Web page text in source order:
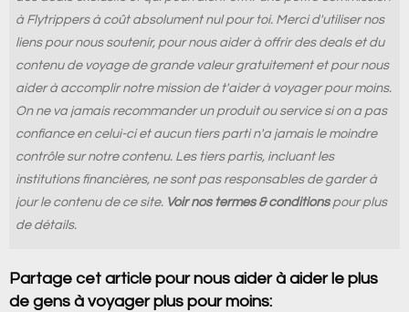
à Flytrippers à coût absolument nul pour toi. Merci d'utiliser nos
liens pour nous soutenir, pour nous aider à offrir des deals et du
contenu de voyage de grande valeur gratuitement et pour nous
aider à accomplir notre mission de t'aider à voyager pour moins.
On ne va jamais recommander un produit ou service si on a pas
confiance en celui-ci et aucun tiers parti n'a jamais le moindre
contrôle sur notre contenu. Les tiers partis, incluant les
institutions financières, ne sont pas responsables de garder à
jour le contenu de ce site. Voir nos termes & conditionspour plus
de détails.
Partage cet article pour nous aider à aider le plus
de gens à voyager plus pour moins: